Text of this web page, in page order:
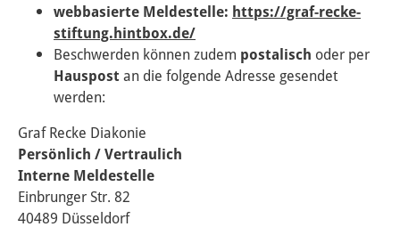
webbasierte Meldestelle: https://graf-recke-
stiftung.hintbox.de/
Beschwerden können zudem postalisch oder per
Hauspost an die folgende Adresse gesendet
werden:
Graf Recke Diakonie
Persönlich / Vertraulich
Interne Meldestelle
Einbrunger Str. 82
40489 Düsseldorf